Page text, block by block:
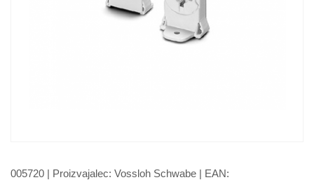
005720 | Proizvajalec: Vossloh Schwabe | EAN: